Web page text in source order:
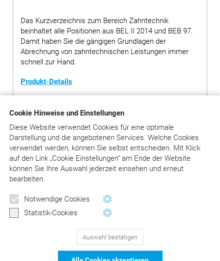
Cookie Hinweise und Einstellungen
Diese Website verwendet Cookies für eine optimale
Darstellung und die angebotenen Services. Welche Cookies
verwendet werden, können Sie selbst entscheiden. Mit Klick
aufden Link „Cookie Einstellungen“ am Ende der Website
können Sie Ihre Auswahl jederzeit einsehen und erneut
bearbeiten.
Notwendige Cookies
Statistik-Cookies
Auswahl bestätigen
Das Kurzverzeichnis zum Bereich Zahntechnik
beinhaltet alle Positionen aus BEL II 2014 und BEB 97.
Damit haben Sie die gängigen Grundlagen der
Abrechnung von zahntechnischen Leistungen immer
schnell zur Hand.
Produkt-Details
EUR 12,00(inkl. MwSt.)
Anzahl in den Warenkorb
Versandkosten: 3,- EUR inkl. MwSt. (bei Bestellsumme unter
20,- EUR)
Sofort versandfertig, Lieferzeit 1 – 3 Tage
129Bewertungen auf ProvenExpert.com